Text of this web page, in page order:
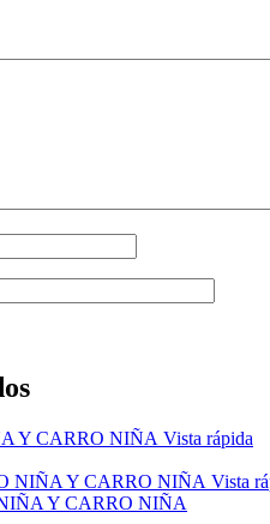
Vista rápida
Vista
Y CARRO NIÑA